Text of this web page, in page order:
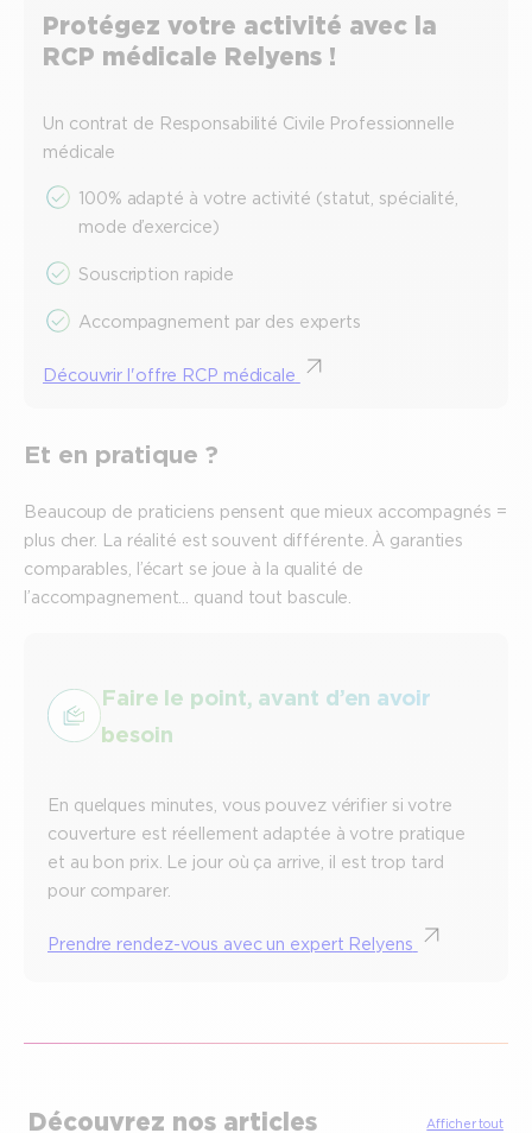
Protégez votre activité avec la
RCP médicale Relyens !
Un contrat de Responsabilité Civile Professionnelle
médicale
100% adapté à votre activité (statut, spécialité,
mode d’exercice)
Souscription rapide
Accompagnement par des experts
Découvrir l'offre RCP médicale
Et en pratique ?
Beaucoup de praticiens pensent que mieux accompagnés =
plus cher. La réalité est souvent différente. À garanties
comparables, l’écart se joue à la qualité de
l’accompagnement… quand tout bascule.
Faire le point, avant d’en avoir
besoin
En quelques minutes, vous pouvez vérifier si votre
couverture est réellement adaptée à votre pratique
et au bon prix. Le jour où ça arrive, il est trop tard
pour comparer.
Prendre rendez-vous avec un expert Relyens
Découvrez nos articles Afficher tout